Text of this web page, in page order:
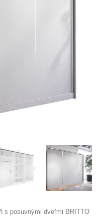
s posuvnými dveřmi BRITTO